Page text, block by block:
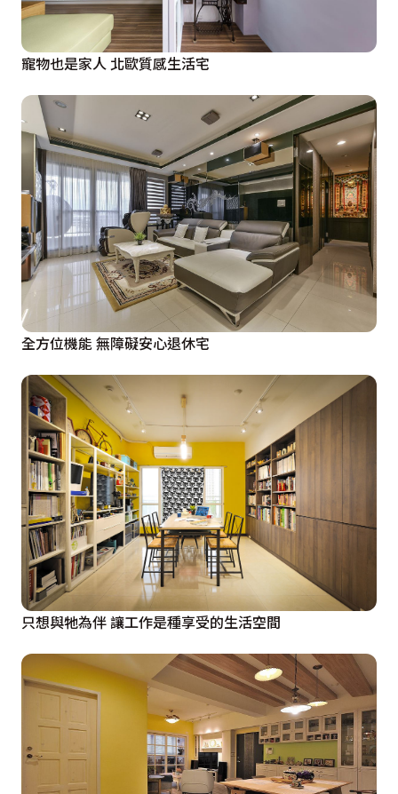
寵物也是家人 北歐質感生活宅
全方位機能 無障礙安心退休宅
只想與牠為伴 讓工作是種享受的生活空間